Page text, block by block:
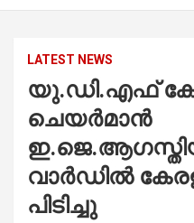
LATEST NEWS
യു.ഡി.എഫ്
ചെയർമാൻ
വാർഡിൽ
പിടിച്ചു